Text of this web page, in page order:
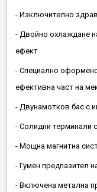
- Изключително
- Двойно охлаждане
ефект
- Специално
ефективна част на
- Двунамотков бас с
- Солидни терминали
- Мощна магнитна
- Гумен предпазител
- Включена метална